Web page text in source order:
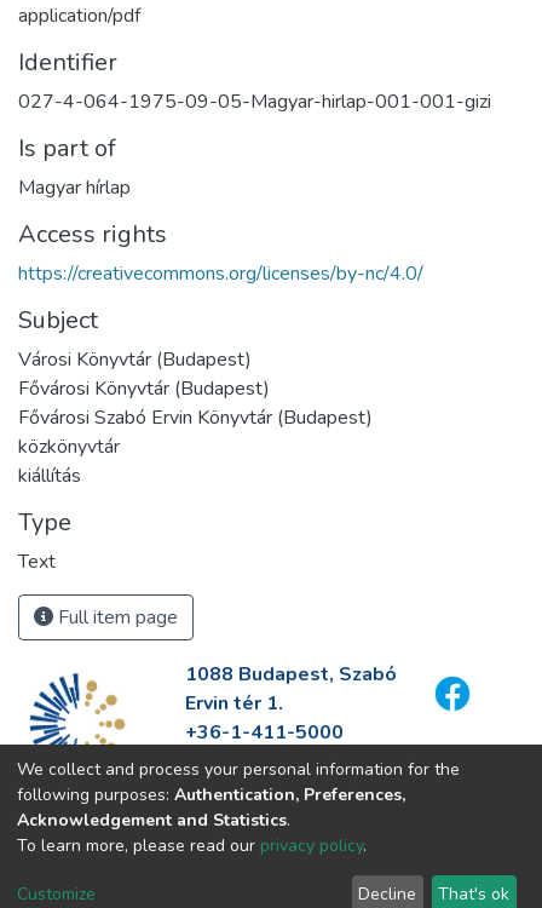
application/pdf
Identifier
027-4-064-1975-09-05-Magyar-hirlap-001-001-gizi
Is part of
Magyar hírlap
Access rights
https://creativecommons.org/licenses/by-nc/4.0/
Subject
Városi Könyvtár (Budapest)
Fővárosi Könyvtár (Budapest)
Fővárosi Szabó Ervin Könyvtár (Budapest)
közkönyvtár
kiállítás
Type
Text
Full item page
1088 Budapest, Szabó
Ervin tér 1.
+36-1-411-5000
info@fszek.hu
https://fszek.hu
We collect and process your personal information for the
following purposes: Authentication, Preferences,
Acknowledgement and Statistics.
To learn more, please read our privacy policy.
Customize Decline That's ok